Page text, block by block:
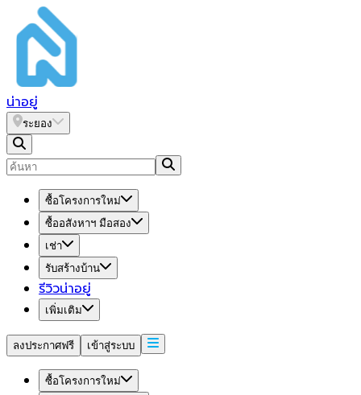
น่าอยู่
ระยอง
ซื้อโครงการใหม่
ซื้ออสังหาฯ มือสอง
เช่า
รับสร้างบ้าน
รีวิวน่าอยู่
เพิ่มเติม
ลงประกาศฟรี เข้าสู่ระบบ
ซื้อโครงการใหม่